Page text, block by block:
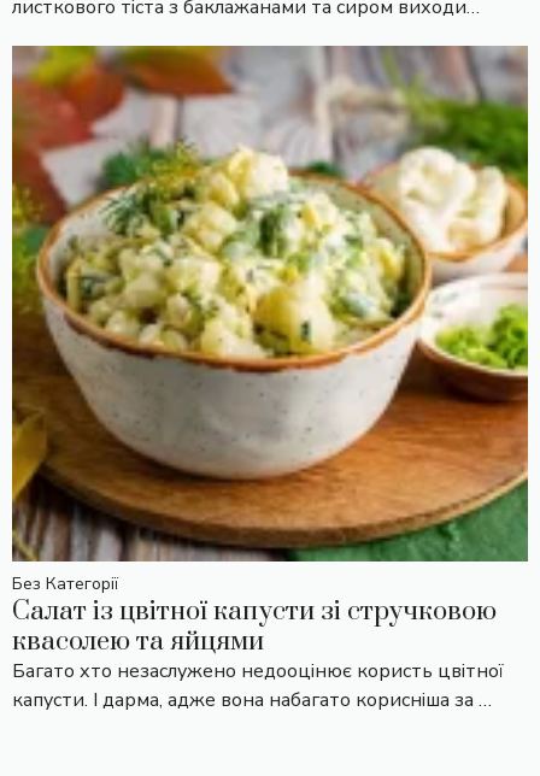
листкового тіста з баклажанами та сиром виходи…
Без Категорії
Салат із цвітної капусти зі стручковою
квасолею та яйцями
Багато хто незаслужено недооцінює користь цвітної
капусти. І дарма, адже вона набагато корисніша за …